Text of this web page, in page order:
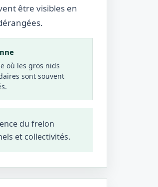
être visibles en
où les gros nids
sont souvent
du frelon
et collectivités.